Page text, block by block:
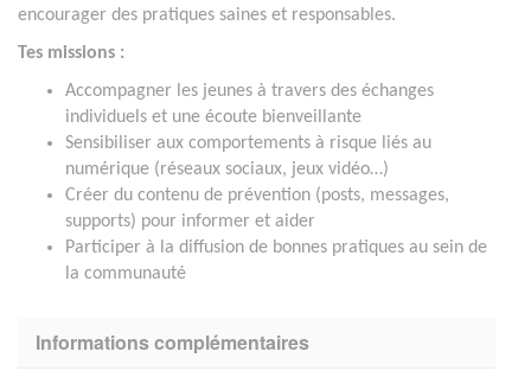
encourager des pratiques saines et responsables.
Tes missions :
Accompagner les jeunes à travers des échanges
individuels et une écoute bienveillante
Sensibiliser aux comportements à risque liés au
numérique (réseaux sociaux, jeux vidéo…)
Créer du contenu de prévention (posts, messages,
supports) pour informer et aider
Participer à la diffusion de bonnes pratiques au sein de
la communauté
Informations complémentaires